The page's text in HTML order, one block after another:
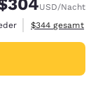
USD/Nacht
Geschätzte
$344 gesamt